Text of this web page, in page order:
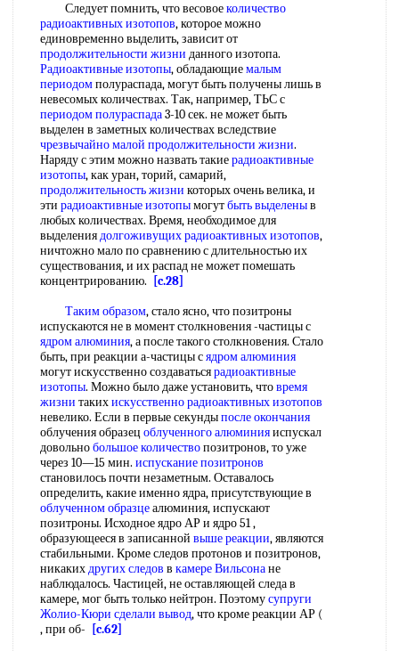
Следует помнить, что весовоеколичество
радиоактивных изотопов, которое можно
единовременно выделить, зависит от
продолжительности жизни данного изотопа.
Радиоактивные изотопы, обладающиемалым
периодомполураспада, могут быть получены лишь в
невесомых количествах. Так, например, ТЬС с
периодом полураспада3-10 сек. не может быть
выделен в заметных количествах вследствие
чрезвычайно малой продолжительности жизни.
Наряду с этим можно назвать такиерадиоактивные
изотопы, как уран, торий, самарий,
продолжительность жизни которых очень велика, и
эти радиоактивные изотопымогутбыть выделеныв
любых количествах. Время, необходимое для
выделениядолгоживущих радиоактивных изотопов,
ничтожно мало по сравнению с длительностью их
существования, и их распад не может помешать
концентрированию.
[c.28]
Таким образом, стало ясно, что позитроны
испускаются не в момент столкновения -частицы с
ядром алюминия, а после такого столкновения. Стало
быть, при реакции а-частицы сядром алюминия
могут искусственно создаватьсярадиоактивные
изотопы. Можно было даже установить, чтовремя
жизни такихискусственно радиоактивных изотопов
невелико. Если в первые секундыпосле окончания
облучения образец облученного алюминияиспускал
довольнобольшое количествопозитронов, то уже
через 10—15 мин. испускание позитронов
становилось почти незаметным. Оставалось
определить, какие именно ядра, присутствующие в
облученном образцеалюминия, испускают
позитроны. Исходное ядро АР и ядро 51 ,
образующееся в записанной выше реакции, являются
стабильными. Кроме следов протонов и позитронов,
никакихдругих следов в камере Вильсонане
наблюдалось. Частицей, не оставляющей следа в
камере, мог быть только нейтрон. Поэтомусупруги
Жолио-Кюри сделали вывод, что кроме реакции АР (
, при об-
[c.62]